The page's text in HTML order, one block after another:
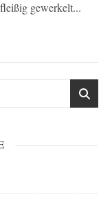
gewerkelt...